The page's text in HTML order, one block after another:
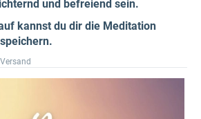
und befreiend sein.
kannst du dir die Meditation